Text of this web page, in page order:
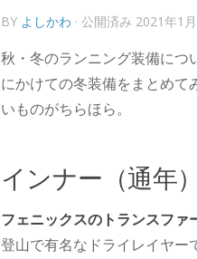
BY よしかわ · 公開済み 2021年1
秋・冬のランニング装備につ
にかけての冬装備をまとめて
いものがちらほら。
インナー（通年）
フェニックスのトランスファ
登山で有名なドライレイヤー